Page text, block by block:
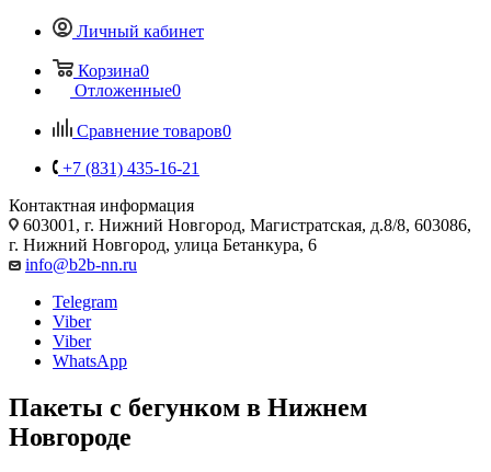
Личный кабинет
Корзина0
Отложенные0
Сравнение товаров0
+7 (831) 435-16-21
Контактная информация
603001, г. Нижний Новгород, Магистратская, д.8/8, 603086,
г. Нижний Новгород, улица Бетанкура, 6
info@b2b-nn.ru
Telegram
Viber
Viber
WhatsApp
Пакеты с бегунком в Нижнем
Новгороде